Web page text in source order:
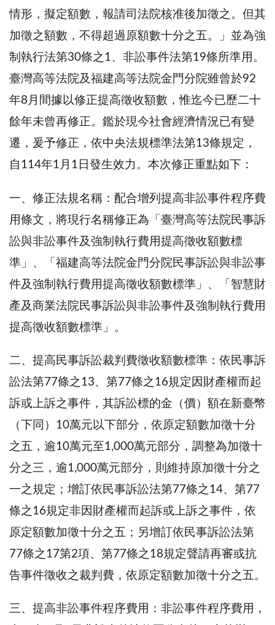
情形，擬定額數，報請司法院核准後加徵之。但其
加徵之額數，不得超過原額數十分之五。」並為強
制執行法第30條之1、非訟事件法第19條所準用。
臺灣高等法院及福建高等法院金門分院雖曾於92
年8月間據以修正提高徵收額數，惟迄今已歷二十
餘年未曾再修正。鑑於現今社會經濟情況已有變
遷，爰予修正，依中央法規標準法第13條規定，
自114年1月1日發生效力。本次修正重點如下：
一、修正法規名稱：配合增列提高非訟事件程序費
用條文，將現行名稱修正為「臺灣高等法院民事訴
訟與非訟事件及強制執行費用提高徵收額數標
準」、「福建高等法院金門分院民事訴訟與非訟事
件及強制執行費用提高徵收額數標準」、「智慧財
產及商業法院民事訴訟與非訟事件及強制執行費用
提高徵收額數標準」。
二、提高民事訴訟裁判費徵收額數標準：依民事訴
訟法第77條之13、第77條之16規定因財產權而起
訴或上訴之事件，其訴訟標的金（價）額在新臺幣
（下同）10萬元以下部分，依原定額數加徵十分
之五，逾10萬元至1,000萬元部分，調整為加徵十
分之三，逾1,000萬元部分，則維持原加徵十分之
一之規定；增訂依民事訴訟法第77條之14、第77
條之16規定非因財產權而起訴或上訴之事件，依
原定額數加徵十分之五；另增訂依民事訴訟法第
77條之17第2項、第77條之18規定聲請再審或抗
告事件徵收之裁判費，依原定額數加徵十分之五。
三、提高非訟事件程序費用：非訟事件程序費用，